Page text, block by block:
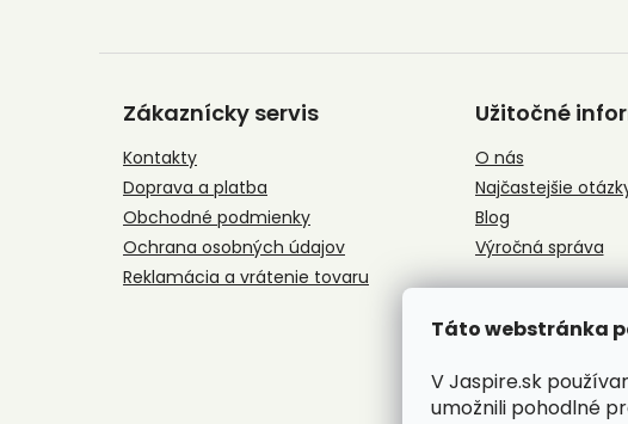
Táto webstránka
V Jaspire.sk
umožnili pohodlné
Zákaznícky servis
Kontakty
Doprava a platba
Obchodné podmienky
Ochrana osobných údajov
Reklamácia a vrátenie tovaru
Užitočné
O nás
Najčastejšie
Blog
Výročná správa